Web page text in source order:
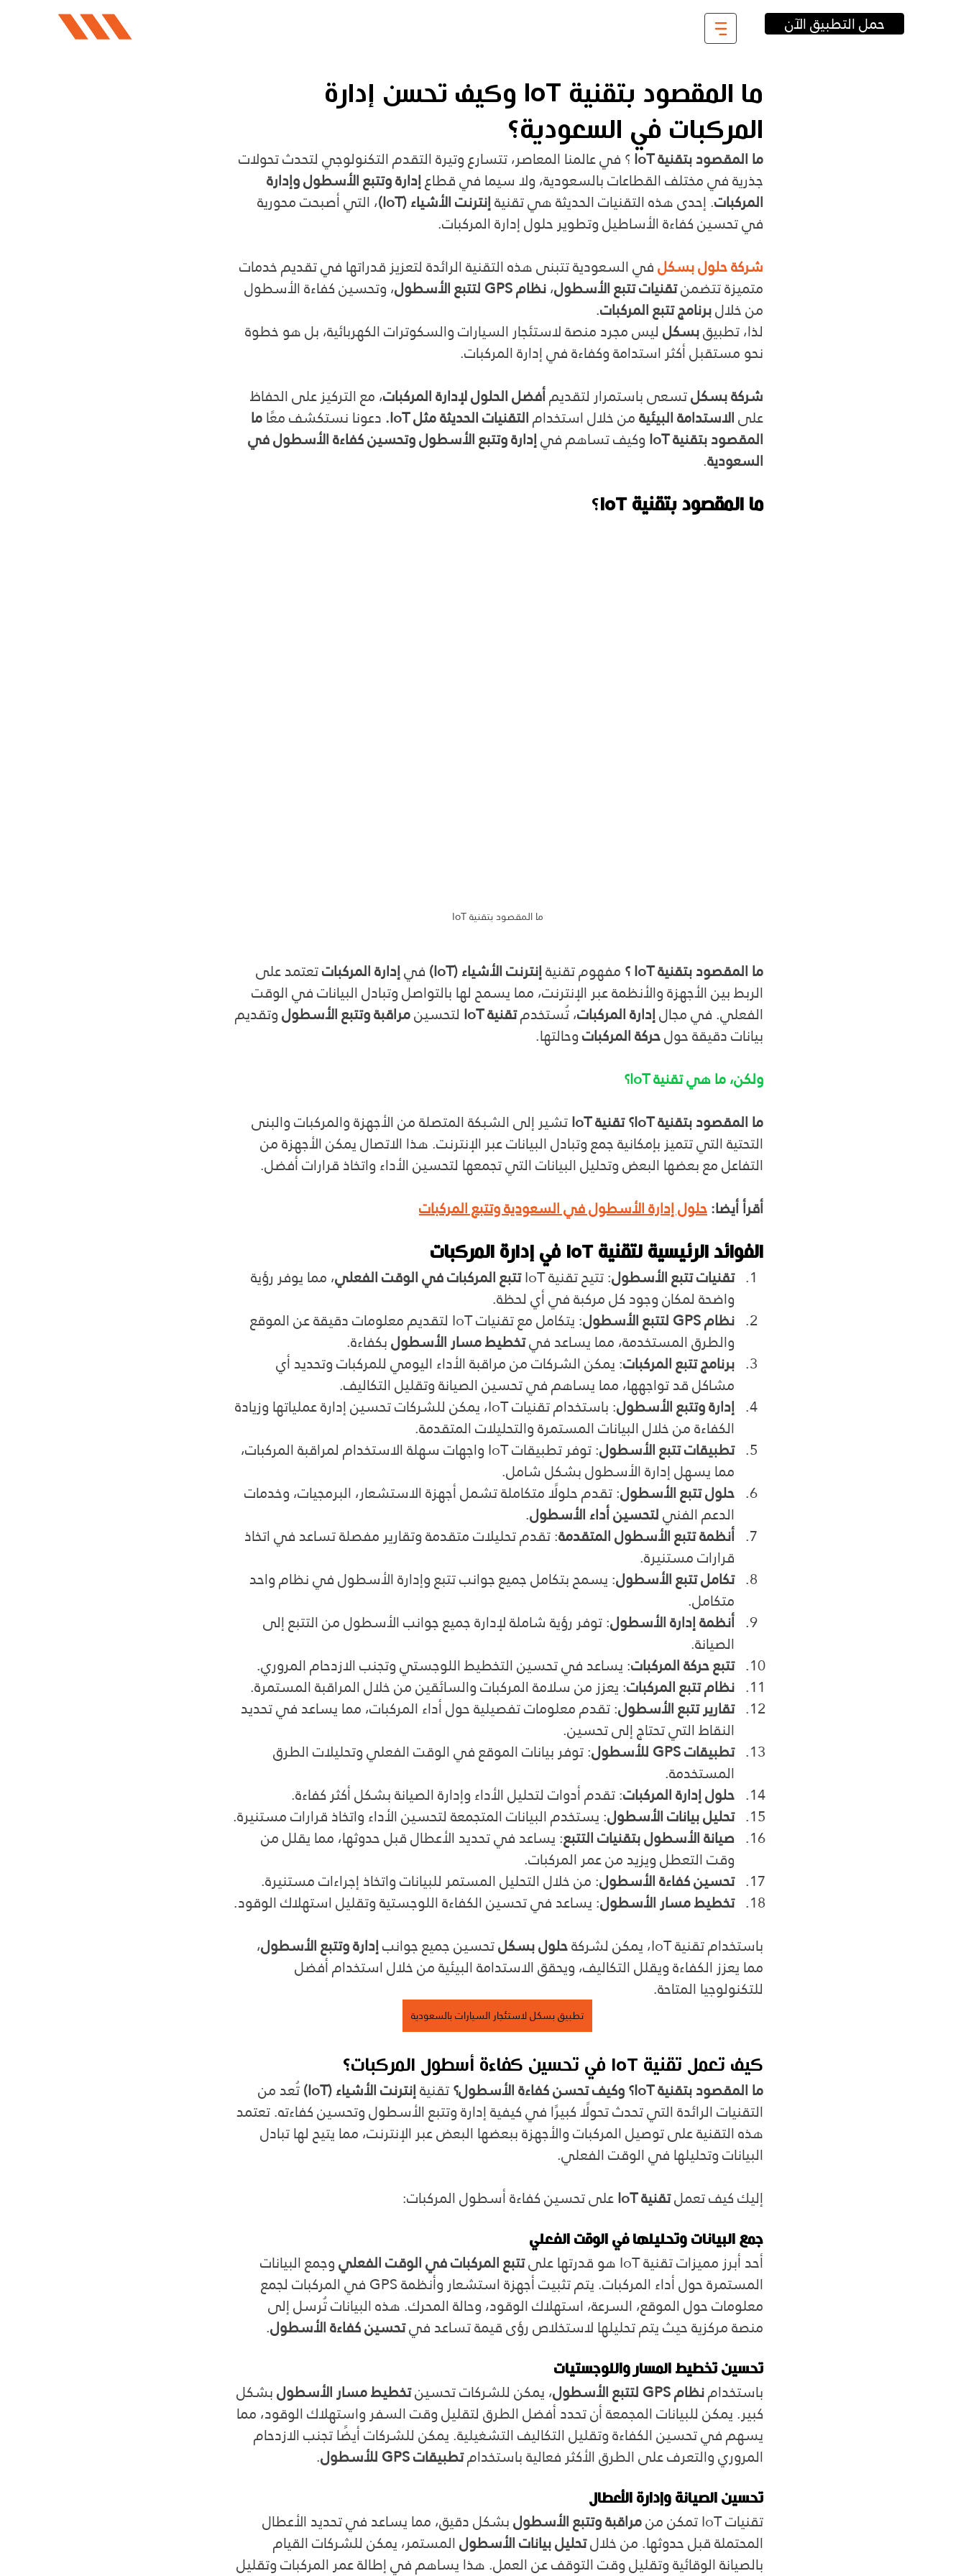
حمل التطبيق الآن
ما المقصود بتقنية IoT وكيف تحسن إدارة
المركبات في السعودية؟
ما المقصود بتقنية IoT ؟ في عالمنا المعاصر، تتسارع وتيرة التقدم التكنولوجي لتحدث تحولات
جذرية في مختلف القطاعات بالسعودية، ولا سيما في قطاع إدارة وتتبع الأسطول وإدارة
المركبات. إحدى هذه التقنيات الحديثة هي تقنية إنترنت الأشياء (IoT) ، التي أصبحت محورية
في تحسين كفاءة الأساطيل وتطوير حلول إدارة المركبات.
شركة حلول بسكلفي السعودية تتبنى هذه التقنية الرائدة لتعزيز قدراتها في تقديم خدمات
متميزة تتضمن تقنيات تتبع الأسطول، نظام GPS لتتبع الأسطول ، وتحسين كفاءة الأسطول
من خلال برنامج تتبع المركبات.
لذا، تطبيق بسكل ليس مجرد منصة لاستئجار السيارات والسكوترات الكهربائية، بل هو خطوة
نحو مستقبل أكثر استدامة وكفاءة في إدارة المركبات.
شركة بسكل تسعى باستمرار لتقديم أفضل الحلول لإدارة المركبات، مع التركيز على الحفاظ
على الاستدامة البيئية من خلال استخدام التقنيات الحديثة مثل IoT. دعونا نستكشف معًا ما
المقصود بتقنية IoT وكيف تساهم في إدارة وتتبع الأسطول وتحسين كفاءة الأسطول في
السعودية.
ما المقصود بتقنية IoT ؟
ما المقصود بتقنية IoT
ما المقصود بتقنية IoT ؟ مفهوم تقنية إنترنت الأشياء (IoT) في إدارة المركبات تعتمد على
الربط بين الأجهزة والأنظمة عبر الإنترنت، مما يسمح لها بالتواصل وتبادل البيانات في الوقت
الفعلي. في مجال إدارة المركبات، تُستخدم تقنية IoT لتحسين مراقبة وتتبع الأسطول وتقديم
بيانات دقيقة حول حركة المركبات وحالتها.
ولكن، ما هي تقنية IoT؟
ما المقصود بتقنية IoT؟ تقنية IoT
تشير إلى الشبكة المتصلة من الأجهزة والمركبات والبنى
التحتية التي تتميز بإمكانية جمع وتبادل البيانات عبر الإنترنت. هذا الاتصال يمكن الأجهزة من
التفاعل مع بعضها البعض وتحليل البيانات التي تجمعها لتحسين الأداء واتخاذ قرارات أفضل.
أقرأ أيضا: حلول إدارة الأسطول في السعودية وتتبع المركبات
الفوائد الرئيسية لتقنية IoT في إدارة المركبات
تقنيات تتبع الأسطول: تتيح تقنية IoT تتبع المركبات في الوقت الفعلي، مما يوفر رؤية
واضحة لمكان وجود كل مركبة في أي لحظة.
نظام GPS لتتبع الأسطول : يتكامل مع تقنيات IoT لتقديم معلومات دقيقة عن الموقع
والطرق المستخدمة، مما يساعد في تخطيط مسار الأسطول بكفاءة.
برنامج تتبع المركبات: يمكن الشركات من مراقبة الأداء اليومي للمركبات وتحديد أي
مشاكل قد تواجهها، مما يساهم في تحسين الصيانة وتقليل التكاليف.
إدارة وتتبع الأسطول : باستخدام تقنيات IoT، يمكن للشركات تحسين إدارة عملياتها وزيادة
الكفاءة من خلال البيانات المستمرة والتحليلات المتقدمة.
تطبيقات تتبع الأسطول : توفر تطبيقات IoT واجهات سهلة الاستخدام لمراقبة المركبات،
مما يسهل إدارة الأسطول بشكل شامل.
حلول تتبع الأسطول: تقدم حلولًا متكاملة تشمل أجهزة الاستشعار، البرمجيات، وخدمات
الدعم الفني لتحسين أداء الأسطول.
أنظمة تتبع الأسطول المتقدمة: تقدم تحليلات متقدمة وتقارير مفصلة تساعد في اتخاذ
قرارات مستنيرة.
تكامل تتبع الأسطول: يسمح بتكامل جميع جوانب تتبع وإدارة الأسطول في نظام واحد
متكامل.
أنظمة إدارة الأسطول: توفر رؤية شاملة لإدارة جميع جوانب الأسطول من التتبع إلى
الصيانة.
تتبع حركة المركبات: يساعد في تحسين التخطيط اللوجستي وتجنب الازدحام المروري.
نظام تتبع المركبات: يعزز من سلامة المركبات والسائقين من خلال المراقبة المستمرة.
تقارير تتبع الأسطول: تقدم معلومات تفصيلية حول أداء المركبات، مما يساعد في تحديد
النقاط التي تحتاج إلى تحسين.
تطبيقات GPS للأسطول : توفر بيانات الموقع في الوقت الفعلي وتحليلات الطرق
المستخدمة.
حلول إدارة المركبات: تقدم أدوات لتحليل الأداء وإدارة الصيانة بشكل أكثر كفاءة.
تحليل بيانات الأسطول: يستخدم البيانات المتجمعة لتحسين الأداء واتخاذ قرارات مستنيرة.
صيانة الأسطول بتقنيات التتبع: يساعد في تحديد الأعطال قبل حدوثها، مما يقلل من
وقت التعطل ويزيد من عمر المركبات.
تحسين كفاءة الأسطول: من خلال التحليل المستمر للبيانات واتخاذ إجراءات مستنيرة.
تخطيط مسار الأسطول: يساعد في تحسين الكفاءة اللوجستية وتقليل استهلاك الوقود.
باستخدام تقنية IoT، يمكن لشركة
حلول بسكل تحسين جميع جوانب إدارة وتتبع الأسطول،
مما يعزز الكفاءة ويقلل التكاليف، ويحقق الاستدامة البيئية من خلال استخدام أفضل
للتكنولوجيا المتاحة.
تطبيق بسكل لاستئجار السيارات بالسعودية
كيف تعمل تقنية IoT في تحسين كفاءة أسطول المركبات؟
ما المقصود بتقنية IoT؟ وكيف تحسن كفاءة الأسطول؟ تقنية إنترنت الأشياء (IoT) تُعد من
التقنيات الرائدة التي تحدث تحولًا كبيرًا في كيفية إدارة وتتبع الأسطول وتحسين كفاءته. تعتمد
هذه التقنية على توصيل المركبات والأجهزة ببعضها البعض عبر الإنترنت، مما يتيح لها تبادل
البيانات وتحليلها في الوقت الفعلي.
إليك كيف تعمل تقنية IoT على تحسين كفاءة أسطول المركبات:
جمع البيانات وتحليلها في الوقت الفعلي
أحد أبرز مميزات تقنية IoT هو قدرتها على تتبع المركبات في الوقت الفعلي وجمع البيانات
المستمرة حول أداء المركبات. يتم تثبيت أجهزة استشعار وأنظمة GPS في المركبات لجمع
معلومات حول الموقع، السرعة، استهلاك الوقود، وحالة المحرك. هذه البيانات تُرسل إلى
منصة مركزية حيث يتم تحليلها لاستخلاص رؤى قيمة تساعد في تحسين كفاءة الأسطول.
تحسين تخطيط المسار واللوجستيات
باستخدام نظام GPS لتتبع الأسطول ، يمكن للشركات تحسين تخطيط مسار الأسطول بشكل
كبير. يمكن للبيانات المجمعة أن تحدد أفضل الطرق لتقليل وقت السفر واستهلاك الوقود، مما
يسهم في تحسين الكفاءة وتقليل التكاليف التشغيلية. يمكن للشركات أيضًا تجنب الازدحام
المروري والتعرف على الطرق الأكثر فعالية باستخدام تطبيقات GPS للأسطول .
تحسين الصيانة وإدارة الأعطال
تقنيات IoT تمكن من مراقبة وتتبع الأسطول بشكل دقيق، مما يساعد في تحديد الأعطال
المحتملة قبل حدوثها. من خلال تحليل بيانات الأسطول المستمر، يمكن للشركات القيام
بالصيانة الوقائية وتقليل وقت التوقف عن العمل. هذا يساهم في إطالة عمر المركبات وتقليل